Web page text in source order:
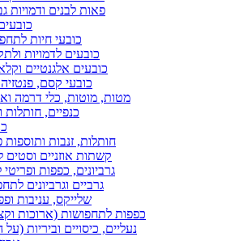
פאות לבנים ודמויות
כובעי חיות
כובעים לדמויות
כובעים אלגנטיים
כובעי קסם, פנטזיה
מטות, מוטות, כלי דרמה
כנפיים, חותלות
חותלות, זנבות ותוספות
קשתות אוזניים וסטים
גרביונים, כפפות
גרביים וגרביונים
שלייקס, עניבות
כפפות לתחפושות (ארוכות
נעליים, כיסויים וביריות (על